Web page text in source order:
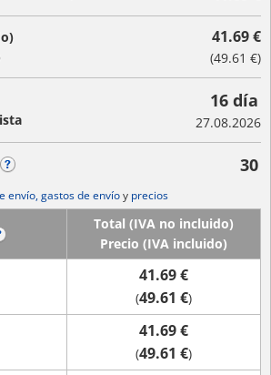
41.69 €
(49.61 €)
16 día
27.08.2026
30
envío, gastos de envíoy precios
Total (IVA no incluido)
Precio (IVA incluido)
41.69 €
(49.61 €)
41.69 €
(49.61 €)